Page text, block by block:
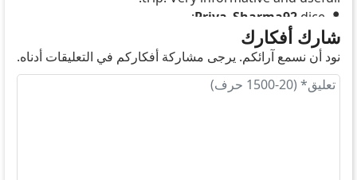
Priya_Sharma92 dice:
Wow, this is very usefull information! I didnt know
about so many visa-free options. Realy helpfull for
planning my travels. Thanks for sharing!
شارك أفكارك
نود أن نسمع آرائكم. يرجى مشاركة أفكاركم في التعليقات أدناه.